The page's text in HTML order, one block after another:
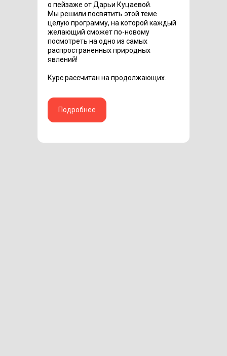
о пейзаже от Дарьи Куцаевой.
Мы решили посвятить этой теме
целую программу, на которой каждый
желающий сможет по-новому
посмотреть на одно из самых
распространенных природных
явлений!
Курс рассчитан на продолжающих.
Подробнее